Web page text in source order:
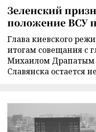
Зеленский
положение ВСУ
Глава киевского
итогам совещания с
Михаилом Драпатым
Славянска остается